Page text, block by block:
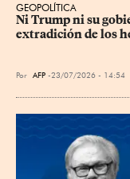
GEOPOLÍTICA
Ni Trump ni su
extradición de los
Por AFP 23/07/2026 - 14:54